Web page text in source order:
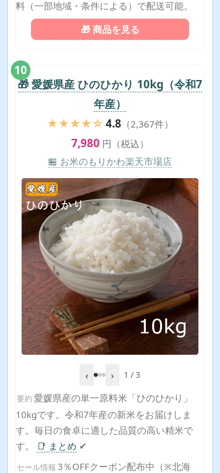
料（一部地域・条件による）で配送可能。
🎁 商品を見る
10
🎁 愛媛県産 ひのひかり 10kg（令和7
年産）
★★★★☆ 4.8 （2,367件）
7,980 円（税込）
🏪 お米のもりかわ楽天市場店
‹ › 1 / 3
要約 愛媛県産の単一原料米「ひのひかり」
10kgです。令和7年産の新米をお届けしま
す。毎日の食卓に適した品質の高い精米で
す。
📑 まとめ ✔
セール情報 3％OFFクーポン配布中（※北海